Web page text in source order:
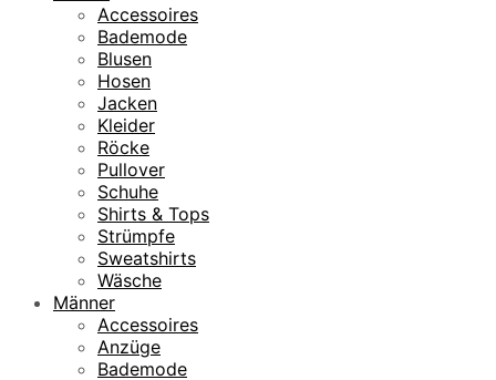
Accessoires
Bademode
Blusen
Hosen
Jacken
Kleider
Röcke
Pullover
Schuhe
Shirts & Tops
Strümpfe
Sweatshirts
Wäsche
Männer
Accessoires
Anzüge
Bademode